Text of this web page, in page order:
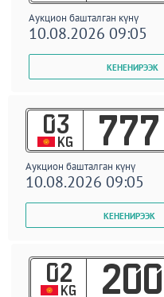
Аукцион башталган күнү
10.08.2026 09:05
03
KG 777
Аукцион башталган күнү
10.08.2026 09:05
02
KG 200